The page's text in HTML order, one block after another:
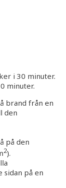
i 30 minuter.
minuter.
brand från en
den
på den
2).
på en